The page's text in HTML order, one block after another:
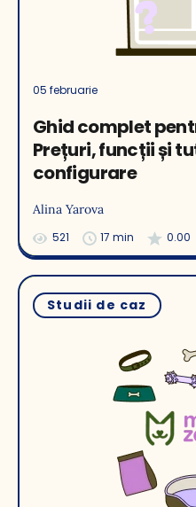
05 februarie
Ghid complet
Prețuri, funcții și
configurare
Alina Yarova
521 17 min 0.00
Studii de caz